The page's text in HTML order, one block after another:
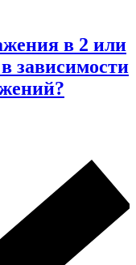
в 2 или
зависимости